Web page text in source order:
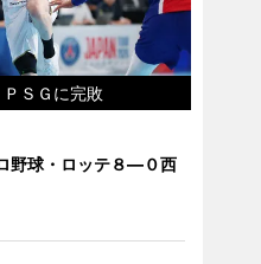
ＳＧに完敗
野球・ロッテ８―０西